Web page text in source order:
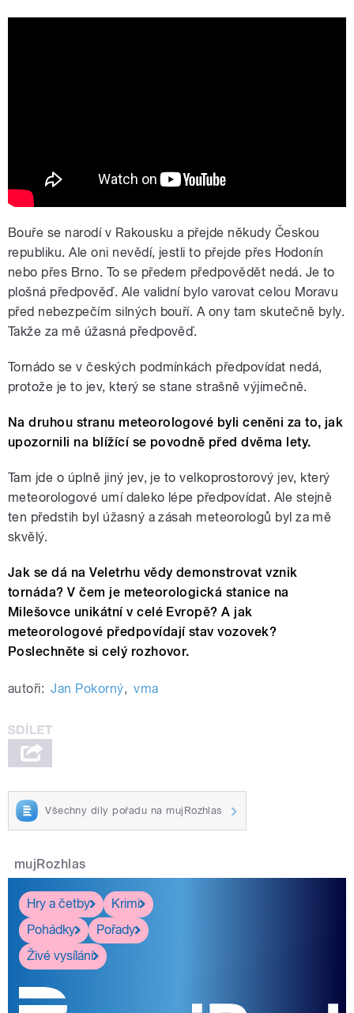
Bouře se narodí v Rakousku a přejde někudy Českou
republiku. Ale oni nevědí, jestli to přejde přes Hodonín
nebo přes Brno. To se předem předpovědět nedá. Je to
plošná předpověď. Ale validní bylo varovat celou Moravu
před nebezpečím silných bouří. A ony tam skutečně byly.
Takže za mě úžasná předpověď.
Tornádo se v českých podmínkách předpovídat nedá,
protože je to jev, který se stane strašně výjimečně.
Na druhou stranu meteorologové byli ceněni za to, jak
upozornili na blížící se povodně před dvěma lety.
Tam jde o úplně jiný jev, je to velkoprostorový jev, který
meteorologové umí daleko lépe předpovídat. Ale stejně
ten předstih byl úžasný a zásah meteorologů byl za mě
skvělý.
Jak se dá na Veletrhu vědy demonstrovat vznik
tornáda? V čem je meteorologická stanice na
Milešovce unikátní v celé Evropě? A jak
meteorologové předpovídají stav vozovek?
Poslechněte si celý rozhovor.
autoři: Jan Pokorný, vma
Všechny díly pořadu na mujRozhlas
mujRozhlas
Hry a četby
Krimi
Pohádky
Pořady
Živé vysílání